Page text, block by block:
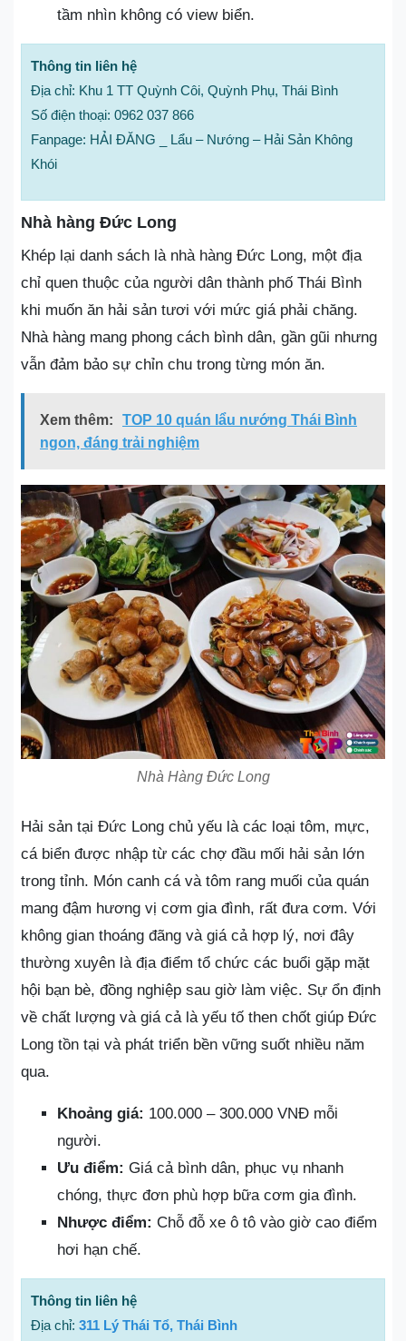
tầm nhìn không có view biển.
Thông tin liên hệ
Địa chỉ: Khu 1 TT Quỳnh Côi, Quỳnh Phụ, Thái Bình
Số điện thoại: 0962 037 866
Fanpage: HẢI ĐĂNG _ Lẩu – Nướng – Hải Sản Không
Khói
Nhà hàng Đức Long
Khép lại danh sách là nhà hàng Đức Long, một địa
chỉ quen thuộc của người dân thành phố Thái Bình
khi muốn ăn hải sản tươi với mức giá phải chăng.
Nhà hàng mang phong cách bình dân, gần gũi nhưng
vẫn đảm bảo sự chỉn chu trong từng món ăn.
Xem thêm:
TOP 10 quán lẩu nướng Thái Bình
ngon, đáng trải nghiệm
Nhà Hàng Đức Long
Hải sản tại Đức Long chủ yếu là các loại tôm, mực,
cá biển được nhập từ các chợ đầu mối hải sản lớn
trong tỉnh. Món canh cá và tôm rang muối của quán
mang đậm hương vị cơm gia đình, rất đưa cơm. Với
không gian thoáng đãng và giá cả hợp lý, nơi đây
thường xuyên là địa điểm tổ chức các buổi gặp mặt
hội bạn bè, đồng nghiệp sau giờ làm việc. Sự ổn định
về chất lượng và giá cả là yếu tố then chốt giúp Đức
Long tồn tại và phát triển bền vững suốt nhiều năm
qua.
Khoảng giá: 100.000 – 300.000 VNĐ mỗi
người.
Ưu điểm: Giá cả bình dân, phục vụ nhanh
chóng, thực đơn phù hợp bữa cơm gia đình.
Nhược điểm: Chỗ đỗ xe ô tô vào giờ cao điểm
hơi hạn chế.
Thông tin liên hệ
Địa chỉ: 311 Lý Thái Tổ, Thái Bình